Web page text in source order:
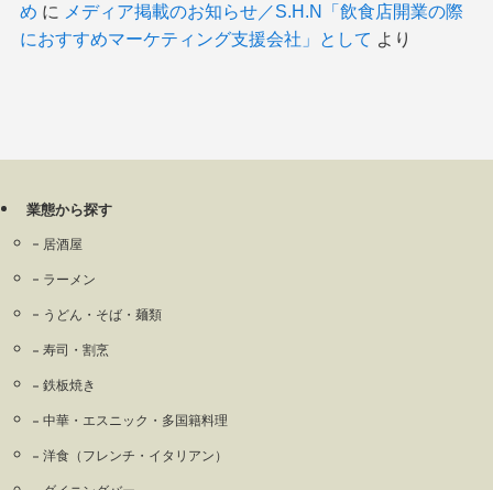
め に メディア掲載のお知らせ／S.H.N「飲食店開業の際
におすすめマーケティング支援会社」として より
業態から探す
居酒屋
ラーメン
うどん・そば・麺類
寿司・割烹
鉄板焼き
中華・エスニック・多国籍料理
洋食（フレンチ・イタリアン）